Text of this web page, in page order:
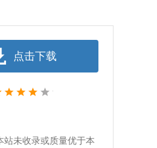
点击下载
未收录或质量优于本